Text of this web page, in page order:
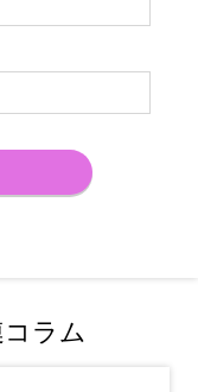
ラム